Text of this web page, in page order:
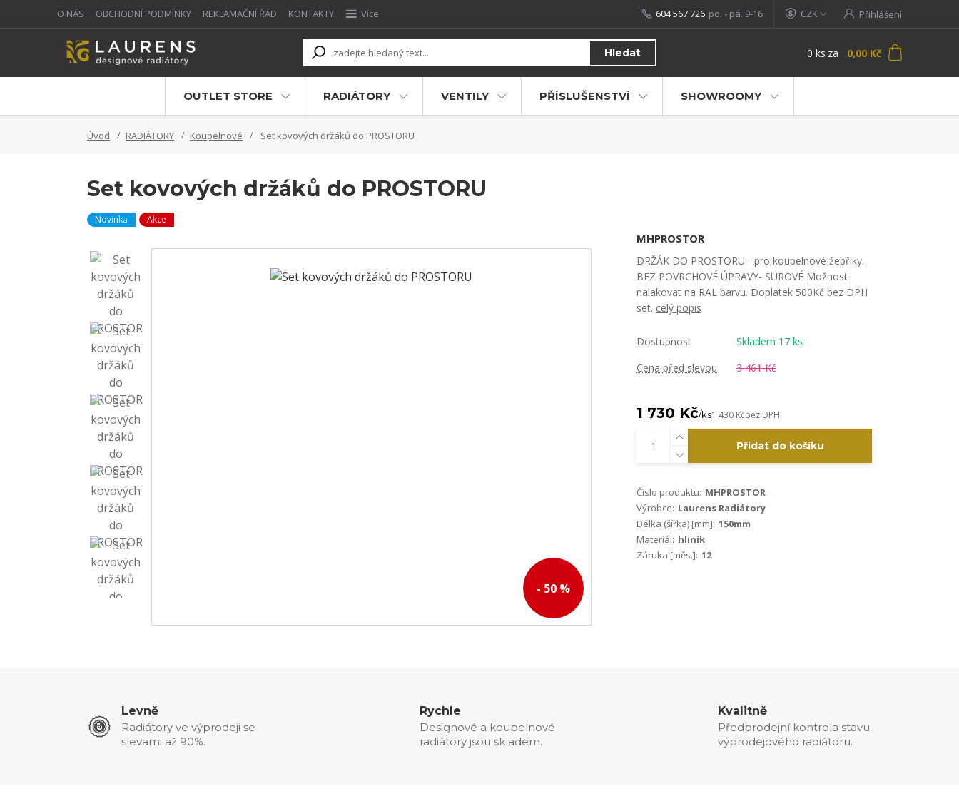
O NÁS OBCHODNÍ PODMÍNKY REKLAMAČNÍ ŘÁD KONTAKTY Více CZK Přihlášení
Hledat
604 567 726 po. - pá. 9-16
0 ks za 0,00 Kč
OUTLET STORE RADIÁTORY VENTILY PŘÍSLUŠENSTVÍ SHOWROOMY
Úvod RADIÁTORY Koupelnové Set kovových držáků do PROSTORU
Set kovových držáků do PROSTORU
Novinka Akce
- 50 %
MHPROSTOR
DRŽÁK DO PROSTORU - pro koupelnové žebříky.
BEZ POVRCHOVÉ ÚPRAVY- SUROVÉ Možnost
nalakovat na RAL barvu. Doplatek 500Kč bez DPH
set. celý popis
Dostupnost
Skladem 17 ks
Cena před slevou
3 461 Kč
1 730 Kč/ks1 430 Kčbez DPH
Přidat do košíku
Číslo produktu: MHPROSTOR
Výrobce: Laurens Radiátory
Délka (šířka) [mm]: 150mm
Materiál: hliník
Záruka [měs.]: 12
Levně
Radiátory ve výprodeji se
slevami až 90%.
Rychle
Designové a koupelnové
radiátory jsou skladem.
Kvalitně
Předprodejní kontrola stavu
výprodejového radiátoru.